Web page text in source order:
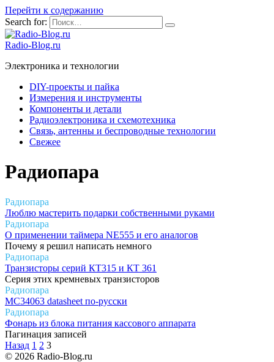
Перейти к содержанию
Search for:
Radio-Blog.ru
Электроника и технологии
DIY-проекты и пайка
Измерения и инструменты
Компоненты и детали
Радиоэлектроника и схемотехника
Связь, антенны и беспроводные технологии
Свежее
Радиопара
Радиопара
Люблю мастерить подарки собственными руками
Радиопара
О применении таймера NE555 и его аналогов
Почему я решил написать немного
Радиопара
Транзисторы серий КТ315 и КТ 361
Серия этих кремневых транзисторов
Радиопара
MC34063 datasheet по-русски
Радиопара
Фонарь из блока питания кассового аппарата
Пагинация записей
Назад 1 2 3
© 2026 Radio-Blog.ru